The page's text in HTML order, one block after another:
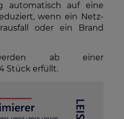
automatisch auf eine
wenn ein Netz-
oder ein Brand
ab einer
Stück erfüllt.